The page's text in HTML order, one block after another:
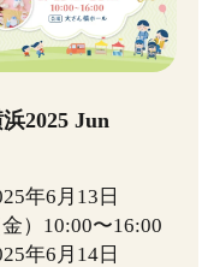
2025 Jun
年6月13日
金）10:00〜16:00
年6月14日